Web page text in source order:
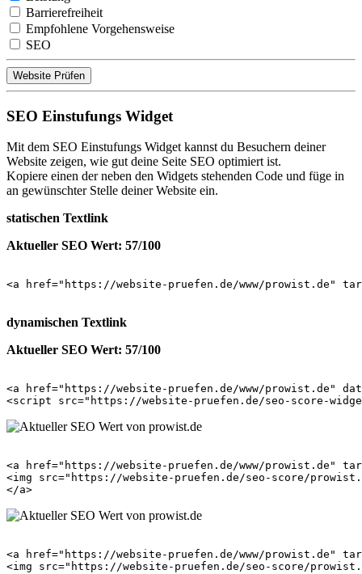
Barrierefreiheit
Empfohlene Vorgehensweise
SEO
Website Prüfen
SEO Einstufungs Widget
Mit dem SEO Einstufungs Widget kannst du Besuchern deiner
Website zeigen, wie gut deine Seite SEO optimiert ist.
Kopiere einen der neben den Widgets stehenden Code und füge in
an gewünschter Stelle deiner Website ein.
statischen Textlink
Aktueller SEO Wert: 57/100
<a href="https://website-pruefen.de/www/prowist.de"
dynamischen Textlink
Aktueller SEO Wert: 57/100
<a href="https://website-pruefen.de/www/prowist.de"
<a href="https://website-pruefen.de/www/prowist.de"
<img src="https://website-pruefen.de/seo-score/
<a href="https://website-pruefen.de/www/prowist.de"
<img src="https://website-pruefen.de/seo-score/